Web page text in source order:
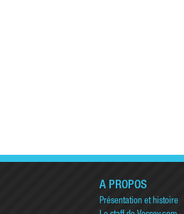
A PROPOS
Présentation et histoire